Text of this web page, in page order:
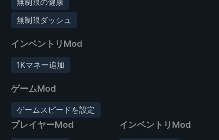
無制限ダッシュ
インベントリMod
1Kマネー追加
ゲームMod
ゲームスピードを設定
プレイヤーMod インベントリMod